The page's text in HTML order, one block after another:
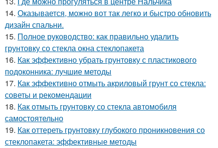
14. Оказывается, можно вот так легко и быстро обновить
дизайн спальни.
15. Полное руководство: как правильно удалить
грунтовку со стекла окна стеклопакета
16. Как эффективно убрать грунтовку с пластикового
подоконника: лучшие методы
17. Как эффективно отмыть акриловый грунт со стекла:
советы и рекомендации
18. Как отмыть грунтовку со стекла автомобиля
самостоятельно
19. Как оттереть грунтовку глубокого проникновения со
стеклопакета: эффективные методы